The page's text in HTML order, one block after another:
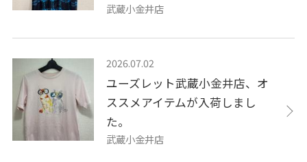
武蔵小金井店
2026.07.02
ユーズレット武蔵小金井店、オ
ススメアイテムが入荷しまし
た。
武蔵小金井店